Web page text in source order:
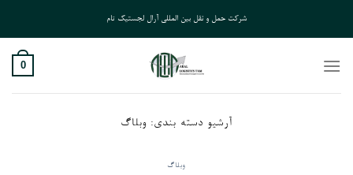
شرکت حمل و نقل بین المللی آرال لجستیک تام
0
آرشیو دسته بندی: وبلاگ
وبلاگ